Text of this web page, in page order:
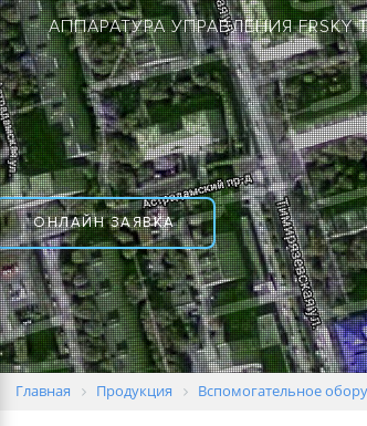
АППАРАТУРА УПРАВЛЕНИЯ FRSKY
ОНЛАЙН ЗАЯВКА
Главная Продукция Вспомогательное